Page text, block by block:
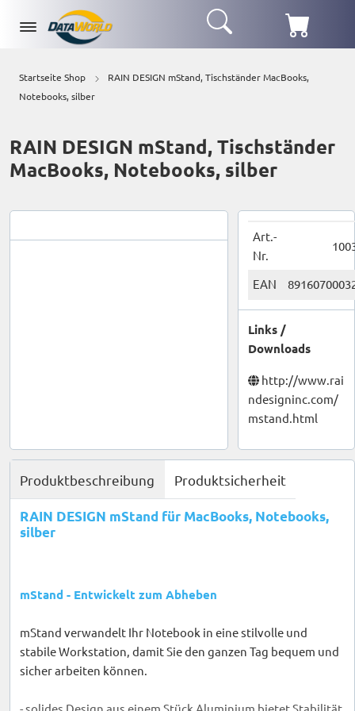
Startseite Shop
RAIN DESIGN mStand, Tischständer MacBooks,
Notebooks, silber
RAIN DESIGN mStand, Tischständer
MacBooks, Notebooks, silber
Art.-
Nr.
EAN
Links /
Downloads
http://www.rai
ndesigninc.com/
mstand.html
Produktbeschreibung Produktsicherheit
RAIN DESIGN mStand für MacBooks, Notebooks,
silber
mStand - Entwickelt zum Abheben
mStand verwandelt Ihr Notebook in eine stilvolle und
stabile Workstation, damit Sie den ganzen Tag bequem und
sicher arbeiten können.